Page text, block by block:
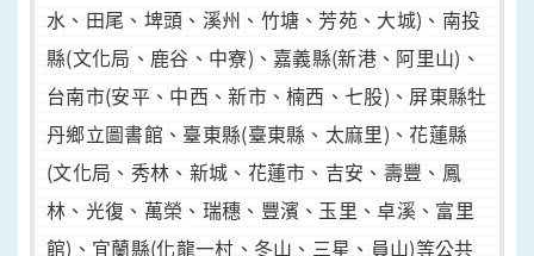
水、田尾、埤頭、溪州、竹塘、芳苑、大城)、南投
縣(文化局、鹿谷、中寮)、嘉義縣(新港、阿里山)、
台南市(安平、中西、新市、楠西、七股)、屏東縣牡
丹鄉立圖書館、臺東縣(臺東縣、太麻里)、花蓮縣
(文化局、秀林、新城、花蓮市、吉安、壽豐、鳳
林、光復、萬榮、瑞穗、豐濱、玉里、卓溪、富里
館)、宜蘭縣(化龍一村、冬山、三星、員山)等公共